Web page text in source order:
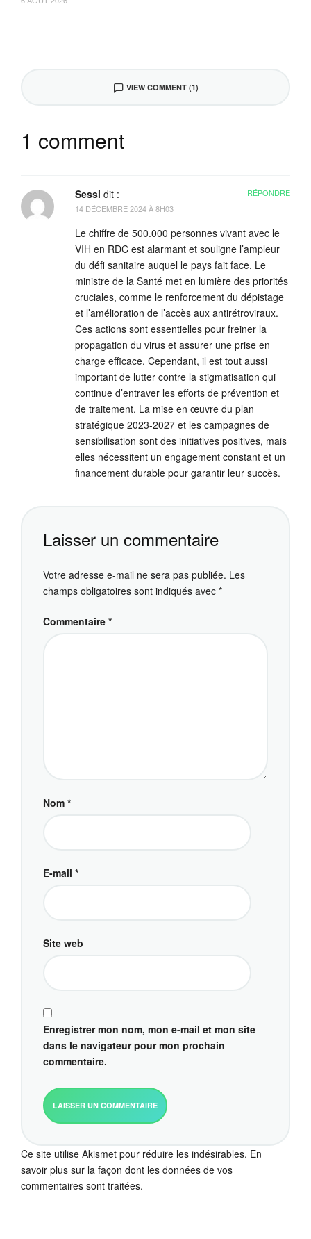
VIEW COMMENT (1)
1 comment
Sessi dit :
14 DÉCEMBRE 2024 À 8H03
Le chiffre de 500.000 personnes vivant avec le
VIH en RDC est alarmant et souligne l’ampleur
du défi sanitaire auquel le pays fait face. Le
ministre de la Santé met en lumière des priorités
cruciales, comme le renforcement du dépistage
et l’amélioration de l’accès aux antirétroviraux.
Ces actions sont essentielles pour freiner la
propagation du virus et assurer une prise en
charge efficace. Cependant, il est tout aussi
important de lutter contre la stigmatisation qui
continue d’entraver les efforts de prévention et
de traitement. La mise en œuvre du plan
stratégique 2023-2027 et les campagnes de
sensibilisation sont des initiatives positives, mais
elles nécessitent un engagement constant et un
financement durable pour garantir leur succès.
RÉPONDRE
Laisser un commentaire
Votre adresse e-mail ne sera pas publiée. Les
champs obligatoires sont indiqués avec *
Commentaire *
Nom *
E-mail *
Site web
Enregistrer mon nom, mon e-mail et mon site
dans le navigateur pour mon prochain
commentaire.
Ce site utilise Akismet pour réduire les indésirables. En
savoir plus sur la façon dont les données de vos
commentaires sont traitées.